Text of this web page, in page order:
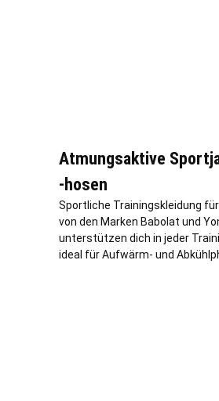
Atmungsaktive
-hosen
Sportliche Trainingskleidung
von den Marken Babolat und
unterstützen dich in jeder
ideal für Aufwärm- und